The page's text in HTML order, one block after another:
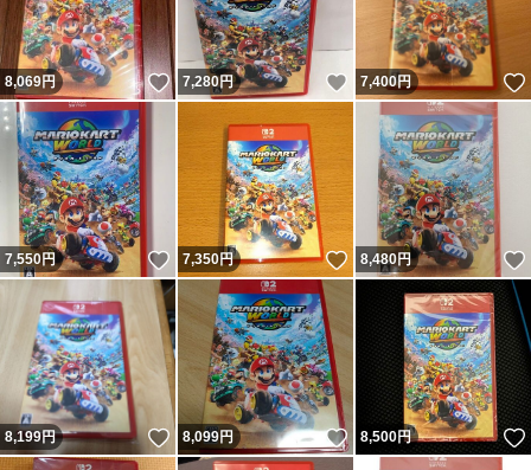
8,069円 いいね！
7,280円 いいね！
7,400円
7,550円 いいね！
7,350円 いいね！
8,480円
8,199円 いいね！
8,099円 いいね！
8,500円